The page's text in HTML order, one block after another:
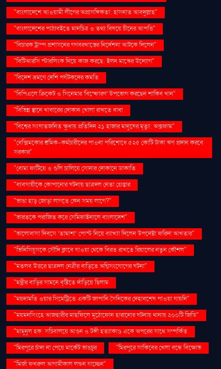
"বাংলাদেশে আওয়ামী লীগের অপ্রাসঙ্গিকতা: হাসনাত আবদুল্লাহ"
"বাংলাদেশের পাঠ্যবইতে মানচিত্র ও তথ্য বিষয়ে চীনের আপত্তি"
"বিচারক ট্রাম্প প্রশাসনের গণবরখাস্তের নির্দেশনা আটকে দিলেন"
"বিটিআরসি স্টারলিংক নিয়ে কাজ করছে: ইলন মাস্কের উদ্যোগ"
"বিদেশ ভ্রমণে দেশি পর্যটকদের কমতি
"বিপিএলে ক্রিকেট ও সিনেমার 'বিস্ফোরণ' উপভোগ করছেন শাকিব খান"
"বিভিন্ন স্থানে খাবারের দোকান খোলা রাখতে বাধা
"বিশ্বের সংঘাতজনিত ক্ষুধায় প্রতিদিন ২১ হাজার মানুষের মৃত্যু: অক্সফাম"
"বেক্সিমকোর শ্রমিক-কর্মচারীদের পাওনা পরিশোধে ৫২৫ কোটি টাকা ঋণ প্রদান করবে
সরকার"
"বোমা ফাটিয়ে ও গুলি চালিয়ে সোনার দোকানে ডাকাতি
"ব্যবসায়ীকে কোপানোর ঘটনায় ছাত্রদল নেতা গ্রেপ্তার
"ভাঙা হাড় জোড়া লাগতে কেন সময় লাগে?"
"ভারতকে পরাজিত করে সেমিফাইনালে বাংলাদেশ"
"ভালোবাসা দিবসে ‘তামাশা’ পোস্ট নিয়ে ব্যাখ্যা দিলেন উপদেষ্টা ফরিদা আখতার"
"ভিনিসিয়ুসকে সৌদি ক্লাবে যাওয়া থেকে বিরত রাখতে রিয়ালের নতুন কৌশল"
"মতলব উত্তরে ছাত্রদল নেত্রীর বাড়িতে অগ্নিসংযোগের ঘটনা"
"মন্ত্রীর বাড়ির সামনে বৃষ্টিতে দাঁড়িয়ে ছিলাম
"ময়নামতি ওয়ার সিমেট্রিতে একটি জাপানি সৈনিকের দেহাবশেষ পাওয়া যায়নি"
"ময়মনসিংহে আজহারীর মাহফিলে মুঠোফোন হারানোর ঘটনায় থানায় ২০০টি জিডি"
"মামুনুল হক: সচিবালয়ে আগুন ও টঙ্গী হত্যাকাণ্ড একে অপরের সাথে সম্পর্কিত
"মিরপুরে চাঁদা না পেয়ে মার্কেট ভাঙচুর
"মিরপুরে সাকিবের খেলা বন্ধে বিক্ষোভ
"মির্জা ফখরুল আগামীকাল লন্ডন যাচ্ছেন"